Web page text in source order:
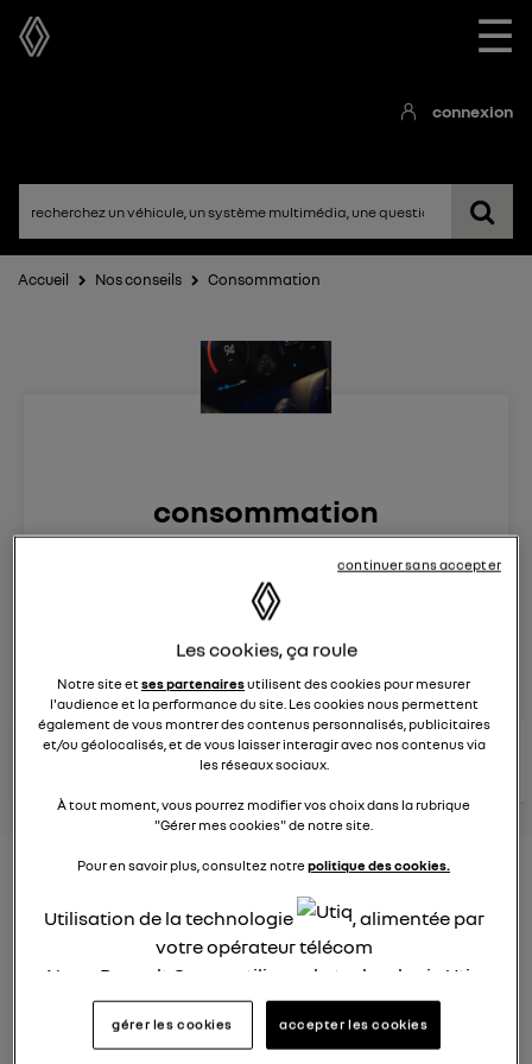
☰
connexion
Accueil Nos conseils Consommation
consommation
12:51
Véhicules RENAULT
posez une question
consultez les
conseils
similaires
voir tous les
Consommation carburant
voiture hybride
Ghislaine53
26 janvier 2022
Les cookies, ça roule
Notre site etses partenairesutilisent des cookies pour mesurer
l'audience et la performance du site. Les cookies nous permettent
également de vous montrer des contenus personnalisés, publicitaires
et/ou géolocalisés, et de vous laisser interagir avec nos contenus via
les réseaux sociaux.
À tout moment, vous pourrez modifier vos choix dans la rubrique
"Gérer mes cookies" de notre site.
Pour en savoir plus, consultez notrepolitique des cookies.
Utilisation de la technologie
, alimentée par
votre opérateur télécom
Nous, Renault Group, utilisons la technologie Utiq
pour nos activités digitales (telles que décrites
dans cette notice de consentement) et liées à
gérer les cookies accepter les cookies
continuer sans accepter